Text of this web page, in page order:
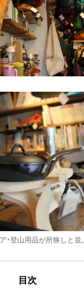
・登山用品が所狭しと並
目次